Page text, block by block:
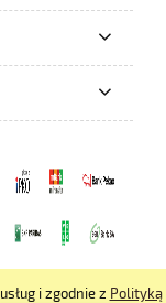
i zgodnie z Polityką